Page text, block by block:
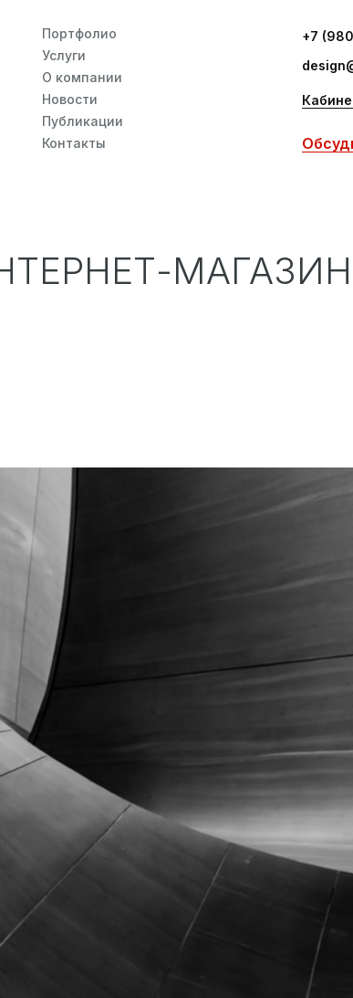
+7
Портфолио
Услуги
О компании
Новости
Публикации
Контакты
МАГАЗИН